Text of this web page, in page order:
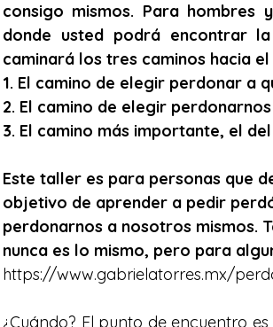
consigo mismos. Para hombres
donde usted podrá encontrar
caminará los tres caminos hacia
1. El camino de elegir perdonar a
2. El camino de elegir
3. El camino más importante, el
Este taller es para personas que
objetivo de aprender a pedir
perdonarnos a nosotros mismos.
nunca es lo mismo, pero para
https://www.gabrielatorres.mx/
¿Cuándo? El punto de encuentro